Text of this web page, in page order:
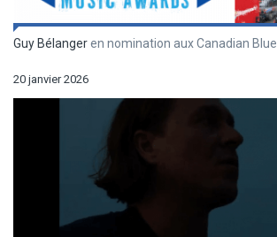
Guy Bélangeren nomination aux Canadian
20 janvier 2026